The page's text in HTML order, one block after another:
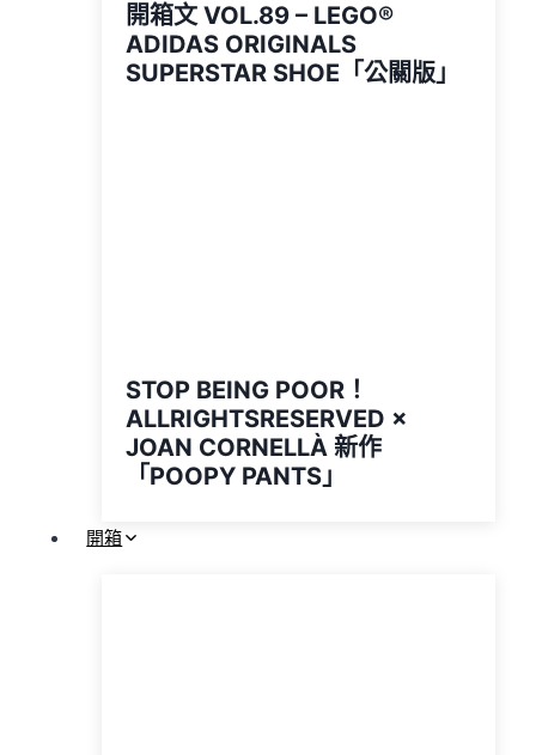
開箱文 VOL.89 – LEGO®
ADIDAS ORIGINALS
SUPERSTAR SHOE「公關版」
STOP BEING POOR！
ALLRIGHTSRESERVED ×
JOAN CORNELLÀ 新作
「POOPY PANTS」
開箱